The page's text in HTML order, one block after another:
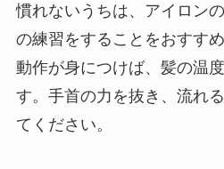
慣れないうちは、アイロン
の練習をすることをおすす
動作が身につけば、髪の温
す。手首の力を抜き、流れ
てください。